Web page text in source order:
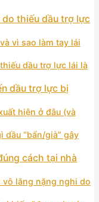
thiếu dầu trợ lực
vì sao làm tay lái
dầu trợ lực lái là
dầu trợ lực bị
hiện ở đâu (và
dầu “bẩn/già” gây
cách tại nhà
lăng nặng nghi do